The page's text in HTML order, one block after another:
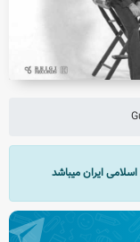
ایران میباشد